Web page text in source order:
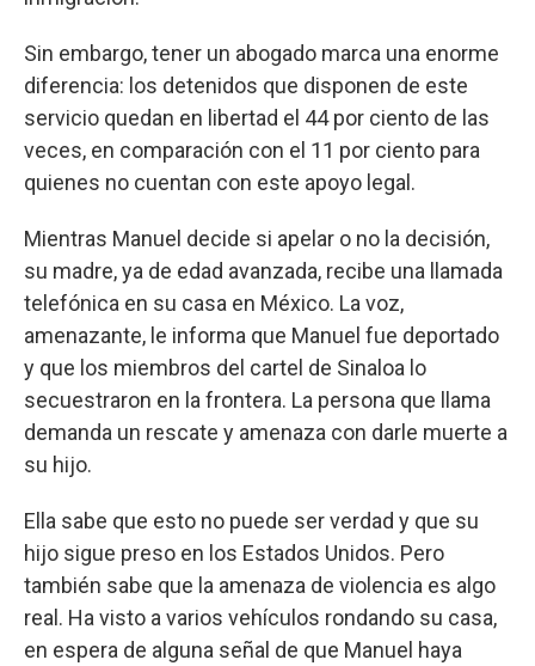
Sin embargo, tener un abogado marca una enorme
diferencia: los detenidos que disponen de este
servicio quedan en libertad el 44 por ciento de las
veces, en comparación con el 11 por ciento para
quienes no cuentan con este apoyo legal.
Mientras Manuel decide si apelar o no la decisión,
su madre, ya de edad avanzada, recibe una llamada
telefónica en su casa en México. La voz,
amenazante, le informa que Manuel fue deportado
y que los miembros del cartel de Sinaloa lo
secuestraron en la frontera. La persona que llama
demanda un rescate y amenaza con darle muerte a
su hijo.
Ella sabe que esto no puede ser verdad y que su
hijo sigue preso en los Estados Unidos. Pero
también sabe que la amenaza de violencia es algo
real. Ha visto a varios vehículos rondando su casa,
en espera de alguna señal de que Manuel haya